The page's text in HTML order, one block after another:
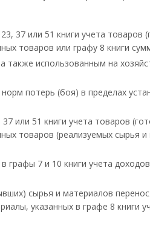
37 или 51 книги учета
товаров или графу 8 книги
также использованным на
потерь (боя) в пределах
или 51 книги учета товаров
товаров (реализуемых сырья
7 и 10 книги учета
сырья и материалов
указанных в графе 8 книги